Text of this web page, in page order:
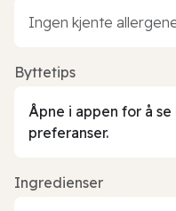
Ingen kjente
Byttetips
Åpne i appen for å
preferanser.
Ingredienser